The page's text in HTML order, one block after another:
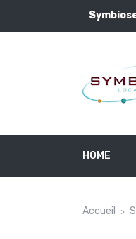
HOME
Accueil